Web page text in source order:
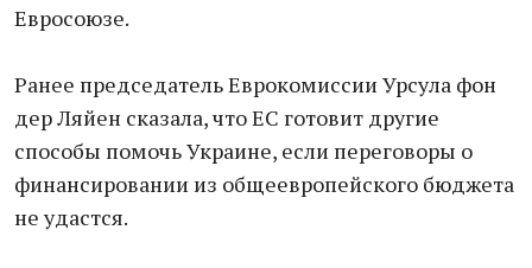
Евросоюзе.
Ранее председатель Еврокомиссии Урсула фон
дер Ляйен сказала, что ЕС готовит другие
способы помочь Украине, если переговоры о
финансировании из общеевропейского бюджета
не удастся.